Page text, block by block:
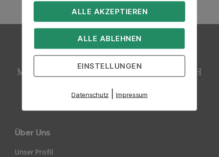
Über Uns
Unser Profil
ALLE AKZEPTIEREN
ALLE ABLEHNEN
EINSTELLUNGEN
Datenschutz |Impressum